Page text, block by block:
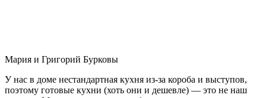
Мария и Григорий Бурковы
У нас в доме нестандартная кухня из-за короба и выступов,
поэтому готовые кухни (хоть они и дешевле) — это не наш